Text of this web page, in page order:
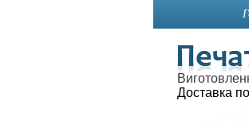
Доставка по